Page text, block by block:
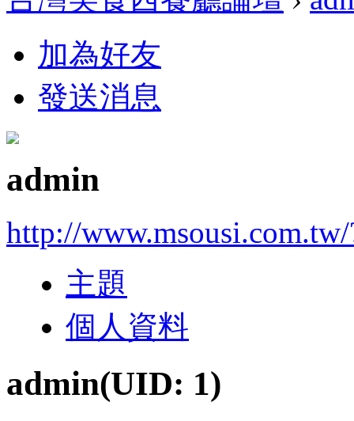
加為好友
發送消息
admin
http://www.msousi.com.tw/
主題
個人資料
admin(UID: 1)